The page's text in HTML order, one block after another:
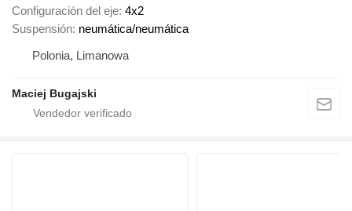
Configuración del eje 4x2
Suspensión neumática/neumática
Polonia, Limanowa
Maciej Bugajski